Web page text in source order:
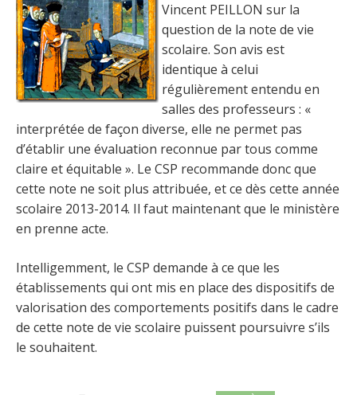
Vincent PEILLON sur la
question de la note de vie
scolaire. Son avis est
identique à celui
régulièrement entendu en
salles des professeurs : «
interprétée de façon diverse, elle ne permet pas
d’établir une évaluation reconnue par tous comme
claire et équitable ». Le CSP recommande donc que
cette note ne soit plus attribuée, et ce dès cette année
scolaire 2013-2014. Il faut maintenant que le ministère
en prenne acte.
Intelligemment, le CSP demande à ce que les
établissements qui ont mis en place des dispositifs de
valorisation des comportements positifs dans le cadre
de cette note de vie scolaire puissent poursuivre s’ils
le souhaitent.